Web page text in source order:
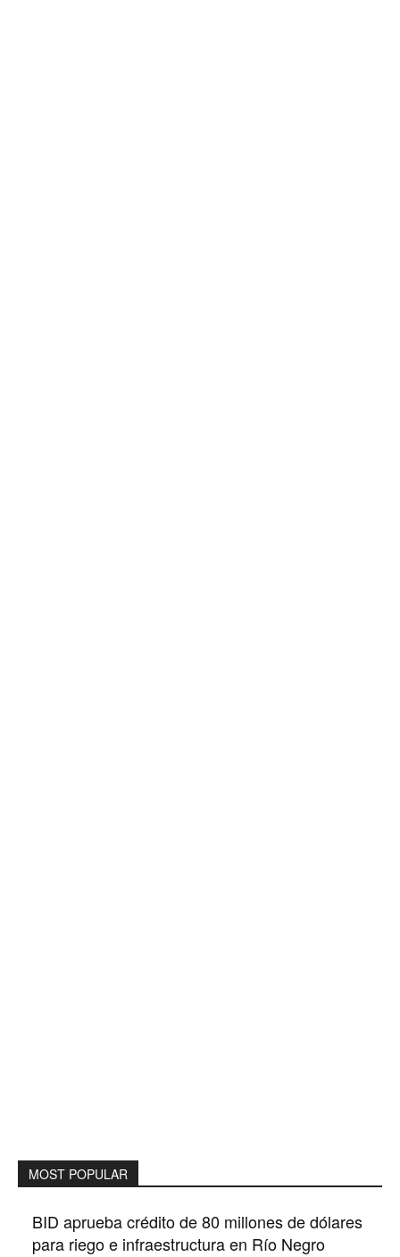
MOST POPULAR
BID aprueba crédito de 80 millones de dólares
para riego e infraestructura en Río Negro